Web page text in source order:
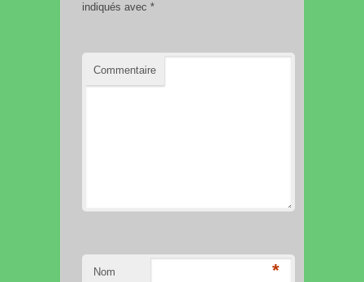
indiqués avec *
Commentaire
Nom *